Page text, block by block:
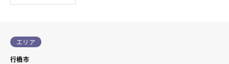
エリア
行橋市